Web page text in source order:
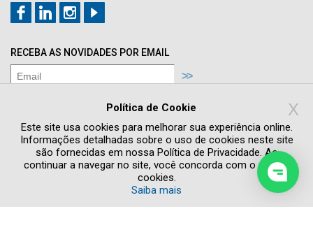
RECEBA AS NOVIDADES POR EMAIL
Quero receber novidades e promoções
Política de Cookie X
Este site usa cookies para melhorar sua experiência online.
Informações detalhadas sobre o uso de cookies neste site
são fornecidas em nossa Política de Privacidade. Ao
continuar a navegar no site, você concorda com o uso de
cookies.
Saiba mais